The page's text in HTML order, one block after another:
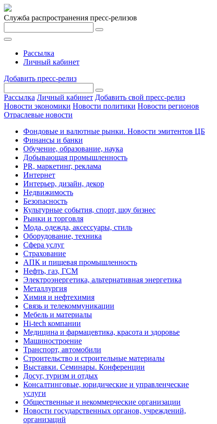
Служба распространения пресс-релизов
Рассылка
Личный кабинет
Добавить пресс-релиз
Рассылка Личный кабинет Добавить свой пресс-релиз
Новости экономики Новости политики Новости регионов
Отраслевые новости
Фондовые и валютные рынки. Новости эмитентов ЦБ
Финансы и банки
Обучение, образование, наука
Добывающая промышленность
PR, маркетинг, реклама
Интернет
Интерьер, дизайн, декор
Недвижимость
Безопасность
Культурные события, спорт, шоу бизнес
Рынки и торговля
Мода, одежда, аксессуары, стиль
Оборудование, техника
Сфера услуг
Страхование
АПК и пищевая промышленность
Нефть, газ, ГСМ
Электроэнергетика, альтернативная энергетика
Металлургия
Химия и нефтехимия
Связь и телекоммуникации
Мебель и материалы
Hi-tech компании
Медицина и фармацевтика, красота и здоровье
Машиностроение
Транспорт, автомобили
Строительство и строительные материалы
Выставки. Семинары. Конференции
Досуг, туризм и отдых
Консалтинговые, юридические и управленческие
услуги
Общественные и некоммерческие организации
Новости государственных органов, учреждений,
организаций